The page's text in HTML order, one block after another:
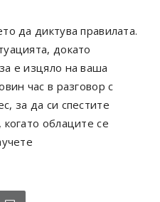
да диктува правилата.
докато
е изцяло на ваша
час в разговор с
за да си спестите
облаците се